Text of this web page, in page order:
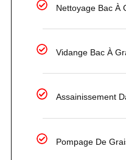
Nettoyage Bac À
Vidange Bac À
Assainissement
Pompage De